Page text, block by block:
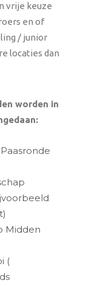
vrije keuze
en of
/ junior
locaties dan
worden in
Midden
(